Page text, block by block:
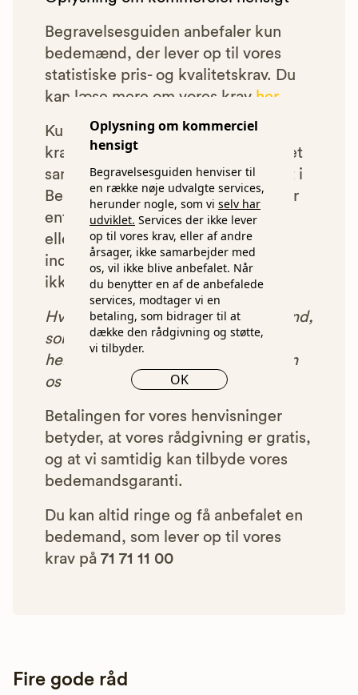
Oplysning om kommerciel
hensigt
Begravelsesguiden henviser til
en række nøje udvalgte services,
herunder nogle, som vi selv har
udviklet. Services der ikke lever
op til vores krav, eller af andre
årsager, ikke samarbejder med
os, vil ikke blive anbefalet. Når
du benytter en af de anbefalede
services, modtager vi en
betaling, som bidrager til at
dække den rådgivning og støtte,
vi tilbyder.
OK
Begravelsesguiden anbefaler kun
bedemænd, der lever op til vores
statistiske pris- og kvalitetskrav. Du
kan læse mere om vores krav her.
Kun bedemænd der lever op til
kravene har mulighed for at indgå et
samarbejde med os om at blive vist i
Begravelsesguiden. Bedemænd der
enten ikke lever op til vores krav,
eller som af andre årsager ikke har
indgået et samarbejde med os, vil
ikke blive vist i vores anbefalinger.
Hver gang du benytter en bedemand,
som vi har godkendt, anbefalet og
henvist dig til, betaler bedemanden
os et beløb for denne henvisning.
Betalingen for vores henvisninger
betyder, at vores rådgivning er gratis,
og at vi samtidig kan tilbyde vores
bedemandsgaranti.
Du kan altid ringe og få anbefalet en
bedemand, som lever op til vores
krav på 71 71 11 00
Fire gode råd